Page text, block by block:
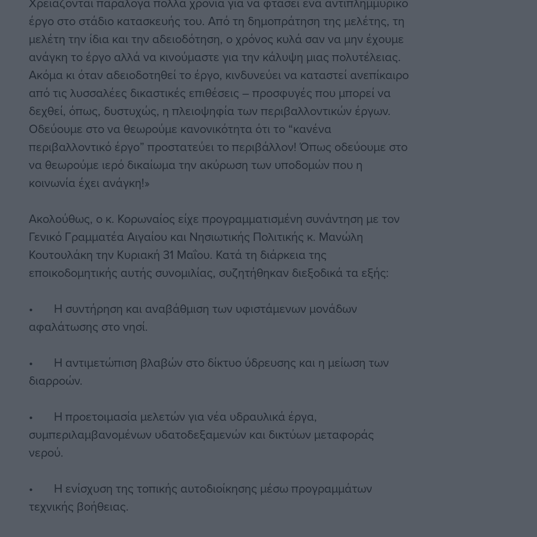
έργο στο στάδιο κατασκευής του. Από τη δημοπράτηση της μελέτης, τη
μελέτη την ίδια και την αδειοδότηση, ο χρόνος κυλά σαν να μην έχουμε
ανάγκη το έργο αλλά να κινούμαστε για την κάλυψη μιας πολυτέλειας.
Ακόμα κι όταν αδειοδοτηθεί το έργο, κινδυνεύει να καταστεί ανεπίκαιρο
από τις λυσσαλέες δικαστικές επιθέσεις – προσφυγές που μπορεί να
δεχθεί, όπως, δυστυχώς, η πλειοψηφία των περιβαλλοντικών έργων.
Οδεύουμε στο να θεωρούμε κανονικότητα ότι το “κανένα
περιβαλλοντικό έργο” προστατεύει το περιβάλλον! Όπως οδεύουμε στο
να θεωρούμε ιερό δικαίωμα την ακύρωση των υποδομών που η
κοινωνία έχει ανάγκη!»
Ακολούθως, ο κ. Κορωναίος είχε προγραμματισμένη συνάντηση με τον
Γενικό Γραμματέα Αιγαίου και Νησιωτικής Πολιτικής κ. Μανώλη
Κουτουλάκη την Κυριακή 31 Μαΐου. Κατά τη διάρκεια της
εποικοδομητικής αυτής συνομιλίας, συζητήθηκαν διεξοδικά τα εξής:
• Η συντήρηση και αναβάθμιση των υφιστάμενων μονάδων
αφαλάτωσης στο νησί.
• Η αντιμετώπιση βλαβών στο δίκτυο ύδρευσης και η μείωση των
διαρροών.
• Η προετοιμασία μελετών για νέα υδραυλικά έργα,
συμπεριλαμβανομένων υδατοδεξαμενών και δικτύων μεταφοράς
νερού.
• Η ενίσχυση της τοπικής αυτοδιοίκησης μέσω προγραμμάτων
τεχνικής βοήθειας.